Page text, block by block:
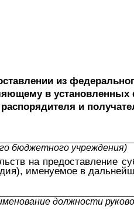
из
в
распорядителя и
бюджетного учреждения)
на предоставление
именуемое в
должности